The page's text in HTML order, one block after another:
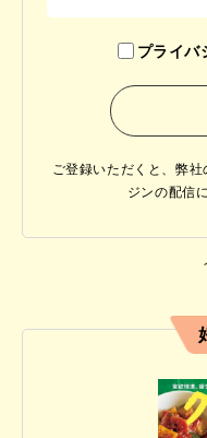
プライバ
ご登録いただくと、弊社
ジンの配信